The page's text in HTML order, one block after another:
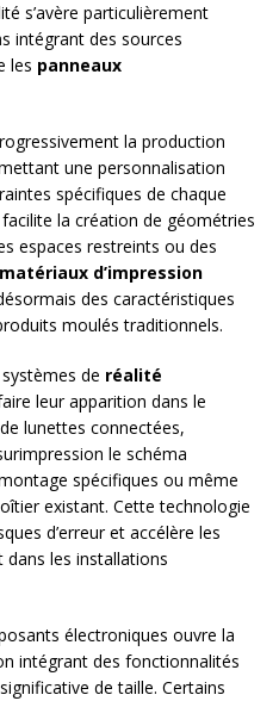
s’avère particulièrement
intégrant des sources
les panneaux
la production
une personnalisation
spécifiques de chaque
la création de géométries
espaces restreints ou des
matériaux d’impression
des caractéristiques
moulés traditionnels.
de réalité
leur apparition dans le
lunettes connectées,
le schéma
spécifiques ou même
existant. Cette technologie
d’erreur et accélère les
les installations
électroniques ouvre la
intégrant des fonctionnalités
de taille. Certains